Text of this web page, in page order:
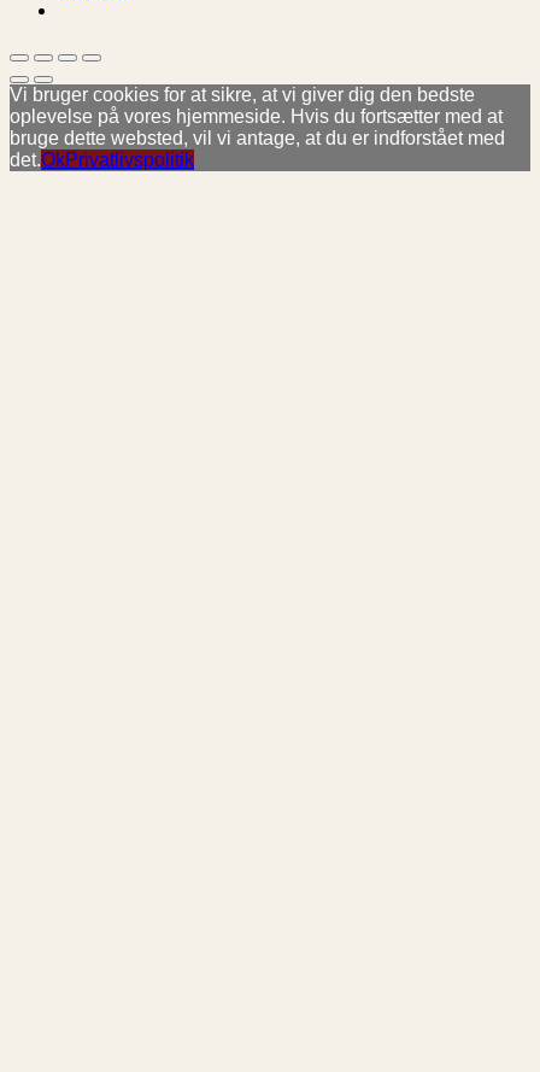
Vi bruger cookies for at sikre, at vi giver dig den bedste
oplevelse på vores hjemmeside. Hvis du fortsætter med at
bruge dette websted, vil vi antage, at du er indforstået med
det.OkPrivatlivspolitik